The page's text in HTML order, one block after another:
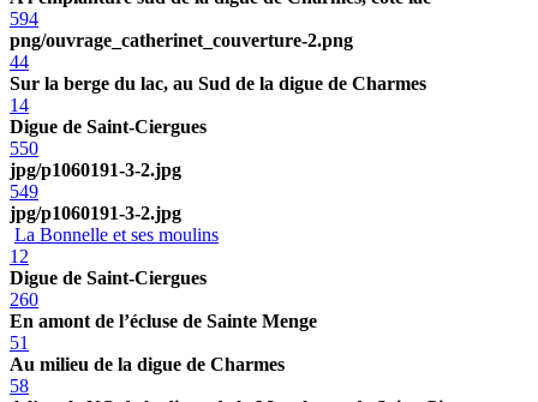
594
png/ouvrage_catherinet_couverture-2.png
44
Sur la berge du lac, au Sud de la digue de Charmes
14
Digue de Saint-Ciergues
550
jpg/p1060191-3-2.jpg
549
jpg/p1060191-3-2.jpg
La Bonnelle et ses moulins
12
Digue de Saint-Ciergues
260
En amont de l’écluse de Sainte Menge
51
Au milieu de la digue de Charmes
58